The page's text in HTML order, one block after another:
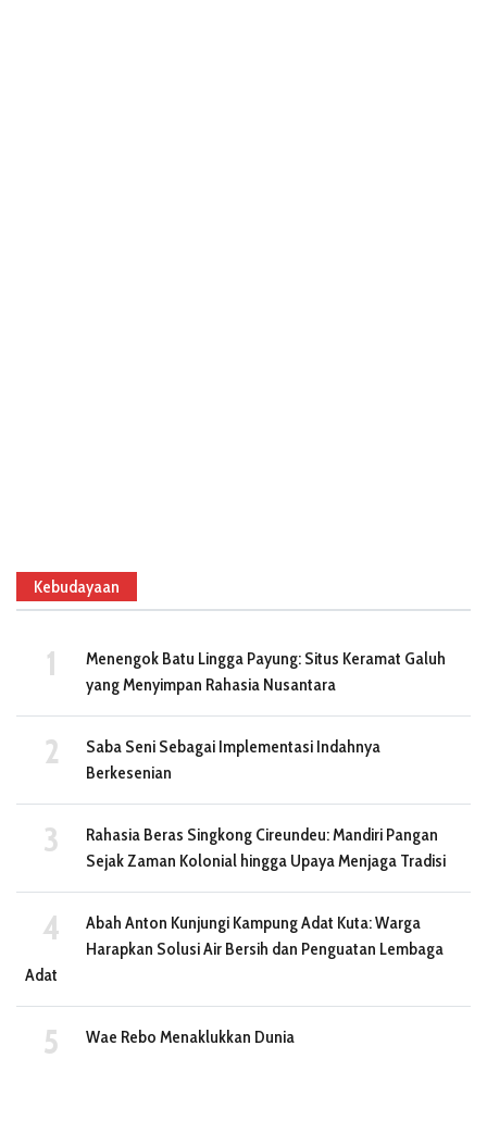
Kebudayaan
Menengok Batu Lingga Payung: Situs Keramat Galuh
yang Menyimpan Rahasia Nusantara
Saba Seni Sebagai Implementasi Indahnya
Berkesenian
Rahasia Beras Singkong Cireundeu: Mandiri Pangan
Sejak Zaman Kolonial hingga Upaya Menjaga Tradisi
Abah Anton Kunjungi Kampung Adat Kuta: Warga
Harapkan Solusi Air Bersih dan Penguatan Lembaga
Adat
Wae Rebo Menaklukkan Dunia